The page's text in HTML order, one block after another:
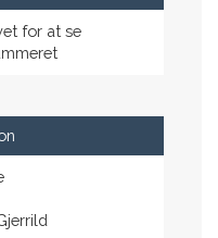
for at se